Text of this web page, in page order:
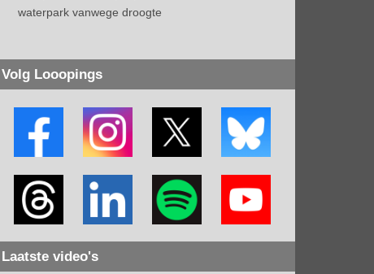
waterpark vanwege droogte
Volg Looopings
Laatste video's